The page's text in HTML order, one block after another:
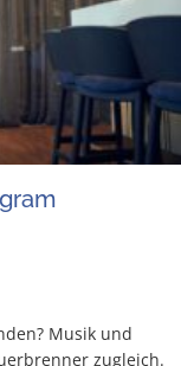
Musik und
zugleich.